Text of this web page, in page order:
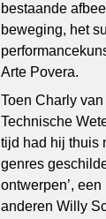
bestaande
beweging, het
Arte Povera.
Toen Charly
Technische
tijd had hij thuis
genres
ontwerpen’,
anderen Willy